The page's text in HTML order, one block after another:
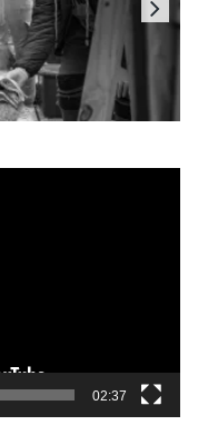
02:37